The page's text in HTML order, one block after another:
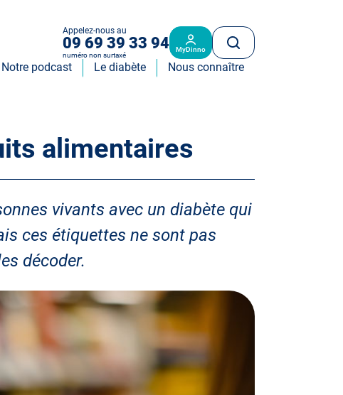
Appelez-nous au
09 69 39 33 94
numéro non surtaxé
MyDinno
Notre podcast Le diabète Nous connaître
alimentaires
vivants avec un diabète qui
ces étiquettes ne sont pas
décoder.